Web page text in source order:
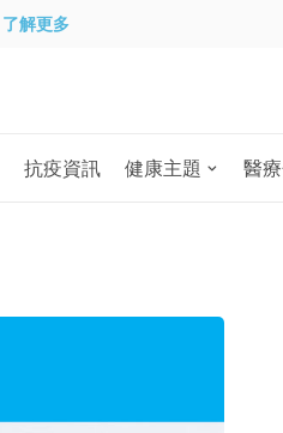
了解更多
抗疫資訊 健康主題 醫